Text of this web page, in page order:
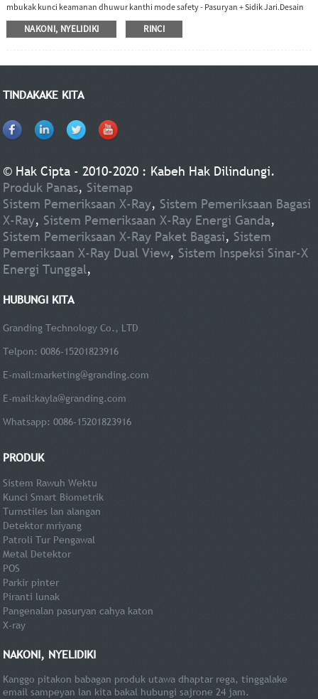
mbukak kunci keamanan dhuwur kanthi mode safety - Pasuryan + Sidik Jari.Desain
sing bisa dibalik kanggo pas kanggo kabeh arah mbukak lawang.Baterei lithium sing
bisa diisi ulang.
NAKONI, NYELIDIKI RINCI
TINDAKAKE KITA
© Hak Cipta - 2010-2020 : Kabeh Hak Dilindungi.
Produk Panas, Sitemap
Sistem Pemeriksaan X-Ray, Sistem Pemeriksaan Bagasi
X-Ray, Sistem Pemeriksaan X-Ray Energi Ganda,
Sistem Pemeriksaan X-Ray Paket Bagasi, Sistem
Pemeriksaan X-Ray Dual View, Sistem Inspeksi Sinar-X
Energi Tunggal,
HUBUNGI KITA
Granding Technology Co., LTD
Telpon: 0086-15201823916
E-mail:marketing@granding.com
E-mail:kayla@granding.com
Whatsapp: 0086-15201823916
PRODUK
Sistem Rawuh Wektu
Kunci Smart Biometrik
Turnstiles lan alangan
Detektor mriyang
Patroli Tur Pengawal
Metal Detektor
POS
Parkir pinter
Piranti lunak
Pangenalan pasuryan cahya katon
X-ray
NAKONI, NYELIDIKI
Kanggo pitakon babagan produk utawa dhaptar rega, tinggalake
email sampeyan lan kita bakal hubungi sajrone 24 jam.